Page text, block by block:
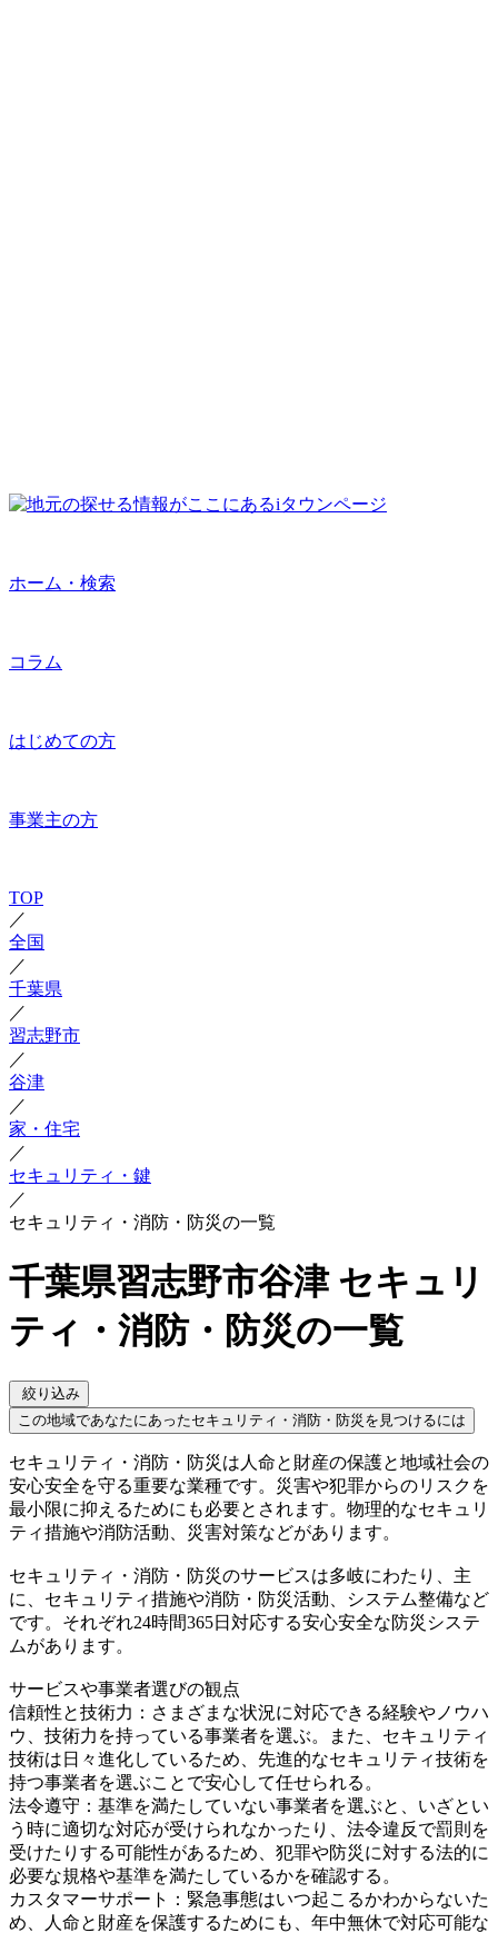
ホーム・検索
コラム
はじめての方
事業主の方
TOP
／
全国
／
千葉県
／
習志野市
／
谷津
／
家・住宅
／
セキュリティ・鍵
／
セキュリティ・消防・防災の一覧
千葉県習志野市谷津 セキュリ
ティ・消防・防災の一覧
絞り込み
この地域であなたにあったセキュリティ・消防・防災を見つけるには
セキュリティ・消防・防災は人命と財産の保護と地域社会の
安心安全を守る重要な業種です。災害や犯罪からのリスクを
最小限に抑えるためにも必要とされます。物理的なセキュリ
ティ措施や消防活動、災害対策などがあります。
セキュリティ・消防・防災のサービスは多岐にわたり、主
に、セキュリティ措施や消防・防災活動、システム整備など
です。それぞれ24時間365日対応する安心安全な防災システ
ムがあります。
サービスや事業者選びの観点
信頼性と技術力：さまざまな状況に対応できる経験やノウハ
ウ、技術力を持っている事業者を選ぶ。また、セキュリティ
技術は日々進化しているため、先進的なセキュリティ技術を
持つ事業者を選ぶことで安心して任せられる。
法令遵守：基準を満たしていない事業者を選ぶと、いざとい
う時に適切な対応が受けられなかったり、法令違反で罰則を
受けたりする可能性があるため、犯罪や防災に対する法的に
必要な規格や基準を満たしているかを確認する。
カスタマーサポート：緊急事態はいつ起こるかわからないた
め、人命と財産を保護するためにも、年中無休で対応可能な